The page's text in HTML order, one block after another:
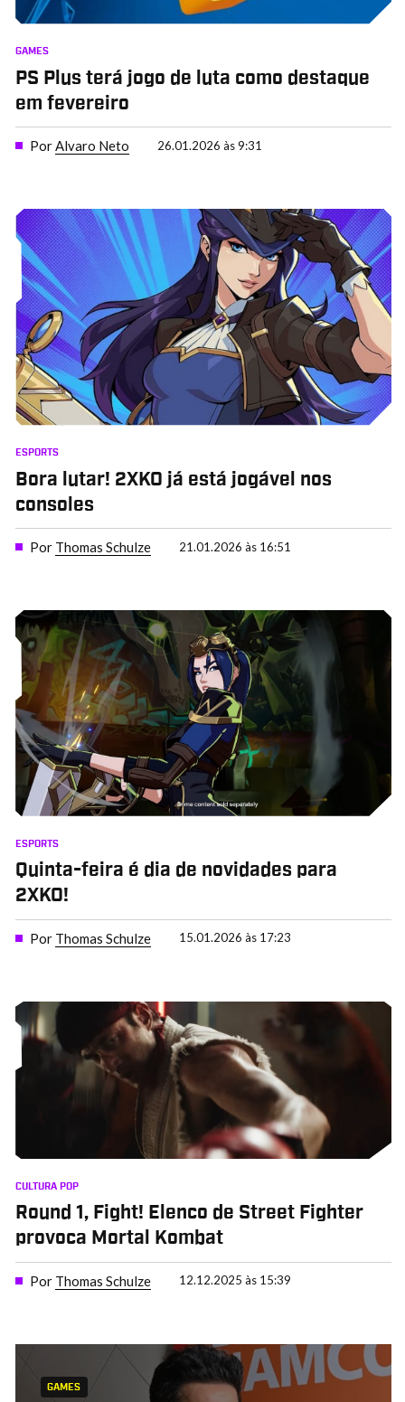
GAMES
PS Plus terá jogo de luta como destaque
em fevereiro
PorAlvaro Neto 26.01.2026 às 9:31
ESPORTS
Bora lutar! 2XKO já está jogável nos
consoles
Por Thomas Schulze 21.01.2026 às 16:51
ESPORTS
Quinta-feira é dia de novidades para
2XKO!
Por Thomas Schulze 15.01.2026 às 17:23
CULTURA POP
Round 1, Fight! Elenco de Street Fighter
provoca Mortal Kombat
Por Thomas Schulze 12.12.2025 às 15:39
GAMES